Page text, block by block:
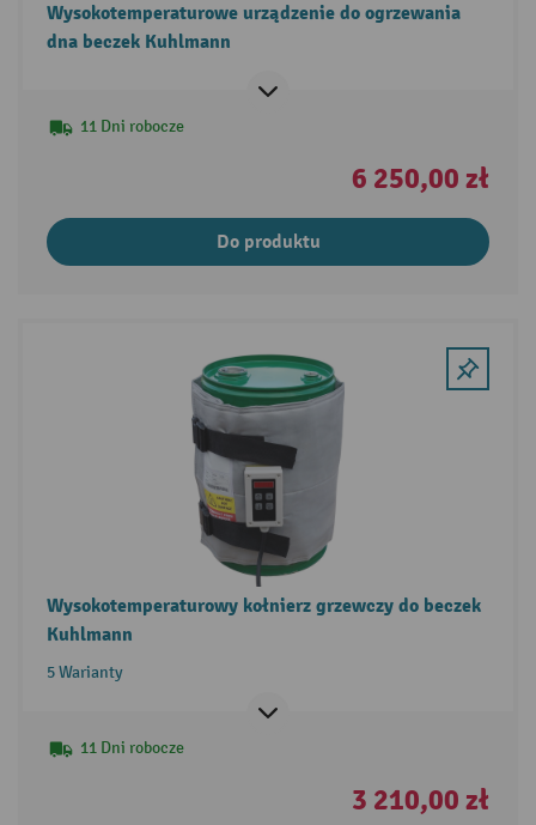
Wysokotemperaturowe urządzenie do ogrzewania
dna beczek Kuhlmann
11 Dni robocze
6 250,00 zł
Do produktu
Wysokotemperaturowy kołnierz grzewczy do beczek
Kuhlmann
5 Warianty
11 Dni robocze
3 210,00 zł